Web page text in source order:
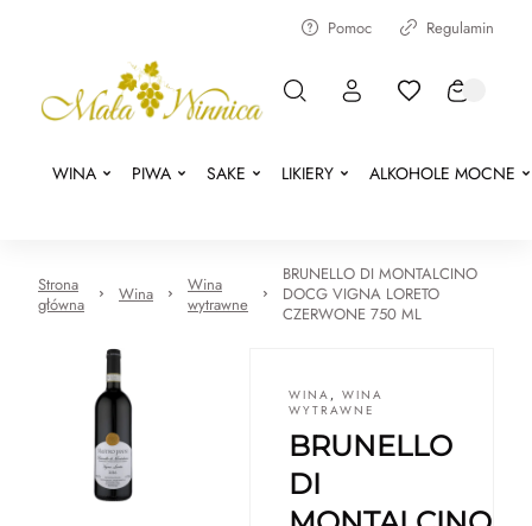
Pomoc Regulamin
WINA PIWA SAKE LIKIERY ALKOHOLE MOCNE
Strona
główna
Wina
Wina
wytrawne
BRUNELLO DI MONTALCINO
DOCG VIGNA LORETO
CZERWONE 750 ML
WINA , WINA
WYTRAWNE
BRUNELLO
DI